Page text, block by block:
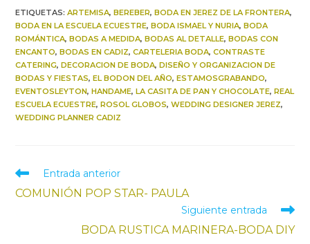
ETIQUETAS:ARTEMISA, BEREBER, BODA EN JEREZ DE LA FRONTERA,
BODA EN LA ESCUELA ECUESTRE, BODA ISMAEL Y NURIA, BODA
ROMÁNTICA, BODAS A MEDIDA, BODAS AL DETALLE, BODAS CON
ENCANTO, BODAS EN CADIZ, CARTELERIA BODA, CONTRASTE
CATERING, DECORACION DE BODA, DISEÑO Y ORGANIZACION DE
BODAS Y FIESTAS, EL BODON DEL AÑO, ESTAMOSGRABANDO,
EVENTOSLEYTON, HANDAME, LA CASITA DE PAN Y CHOCOLATE, REAL
ESCUELA ECUESTRE, ROSOL GLOBOS, WEDDING DESIGNER JEREZ,
WEDDING PLANNER CADIZ
Entrada anterior
COMUNIÓN POP STAR- PAULA
Siguiente entrada
BODA RUSTICA MARINERA-BODA DIY